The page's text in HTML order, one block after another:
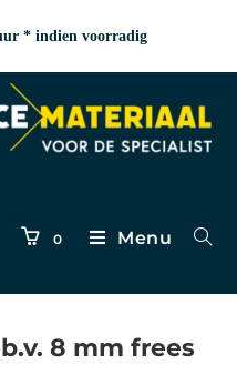
* indien voorradig
0 Menu
8 mm frees